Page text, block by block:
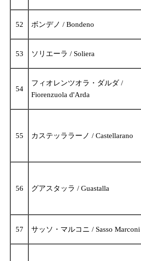
52 ボンデノ / Bondeno
53 ソリエーラ / Soliera
54
フィオレンツオラ・ダルダ /
Fiorenzuola d'Arda
55 カステッララーノ / Castellarano
56 グアスタッラ / Guastalla
57 サッソ・マルコニ / Sasso Marconi